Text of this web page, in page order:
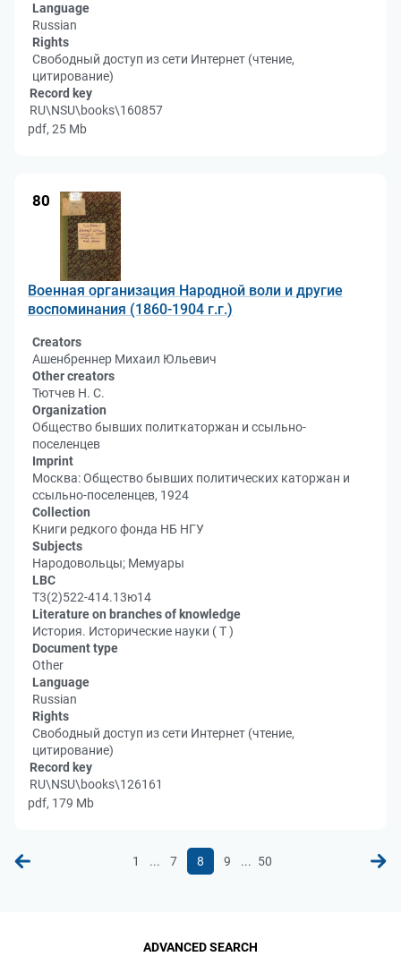
Language
Russian
Rights
Свободный доступ из сети Интернет (чтение,
цитирование)
Record key
RU\NSU\books\160857
pdf, 25 Mb
80
Военная организация Народной воли и другие
воспоминания (1860-1904 г.г.)
Creators
Ашенбреннер Михаил Юльевич
Other creators
Тютчев Н. С.
Organization
Общество бывших политкаторжан и ссыльно-
поселенцев
Imprint
Москва: Общество бывших политических каторжан и
ссыльно-поселенцев, 1924
Collection
Книги редкого фонда НБ НГУ
Subjects
Народовольцы; Мемуары
LBC
Т3(2)522-414.13ю14
Literature on branches of knowledge
История. Исторические науки ( Т )
Document type
Other
Language
Russian
Rights
Свободный доступ из сети Интернет (чтение,
цитирование)
Record key
RU\NSU\books\126161
pdf, 179 Mb
1 ... 7 8 9 ... 50
ADVANCED SEARCH